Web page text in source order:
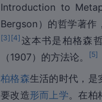
Introduction to
Bergson）的哲学著作
[3] [4] 这本书是柏格森
（1907）的方法论。
[5]
柏格森生活的时代，是
要改造形而上学。在柏